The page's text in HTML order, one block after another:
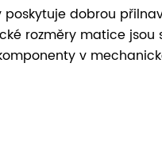
dobrou
rozměry matice
v